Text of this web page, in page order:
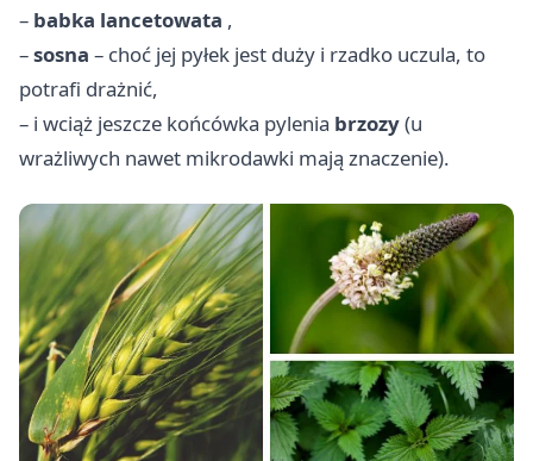
– babka lancetowata ,
–sosna – choć jej pyłek jest duży i rzadko uczula, to
potrafi drażnić,
– i wciąż jeszcze końcówka pylenia brzozy(u
wrażliwych nawet mikrodawki mają znaczenie).